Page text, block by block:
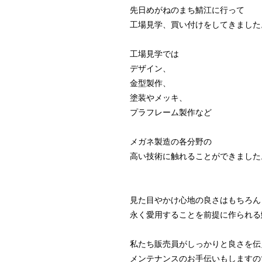
先日めがねのまち鯖江に行って
工場見学、買い付けをしてきました
工場見学では
デザイン、
金型製作、
塗装やメッキ、
プラフレーム製作など
メガネ製造の各分野の
高い技術に触れることができました
見た目やかけ心地の良さはもちろん
永く愛用することを前提に作られる
私たち販売員がしっかりと良さを伝
メンテナンスのお手伝いもします